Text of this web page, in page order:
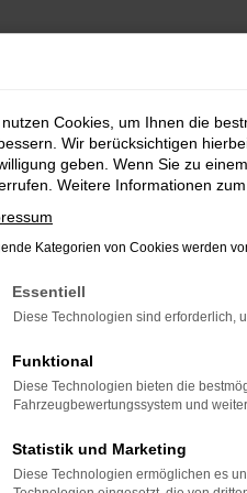
Error
Cookies, um Ihnen die
Wir berücksichtigen
geben. Wenn Sie zu
Weitere Informationen
Kategorien von Cookies werden
Essentiell
Diese Technologien sind erforderlich,
Funktional
Diese Technologien bieten die
Fahrzeugbewertungssystem und
Statistik und Marketing
Diese Technologien ermöglichen es